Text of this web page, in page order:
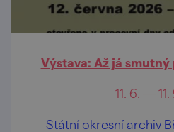
Výstava: Až já
11. 6. —
Státní okresní archiv